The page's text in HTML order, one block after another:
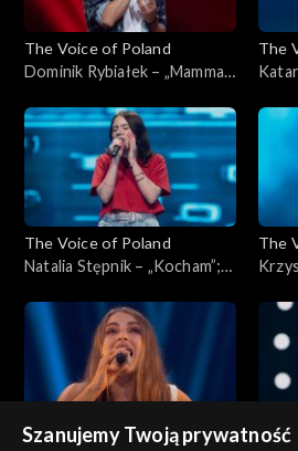
The Voice of Poland
Dominik Rybiałek – „Mamma
Przesłuchania w ciemno, 4
października 2025
The
The Voice of Poland
Natalia Stępnik – „Kocham”;
Przesłuchania w ciemno, 27
września 2025
The
The Voice of Poland
The
Szanujemy Twoją prywatność